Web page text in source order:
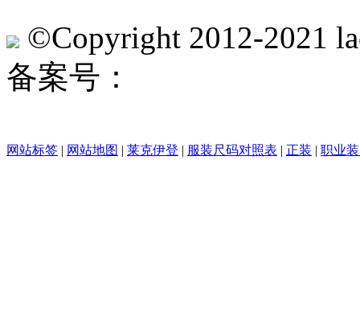
©Copyright 2012-2021
备案号：
网站标签 | 网站地图 | 莱克伊登 | 服装尺码对照表 | 正装 | 职业